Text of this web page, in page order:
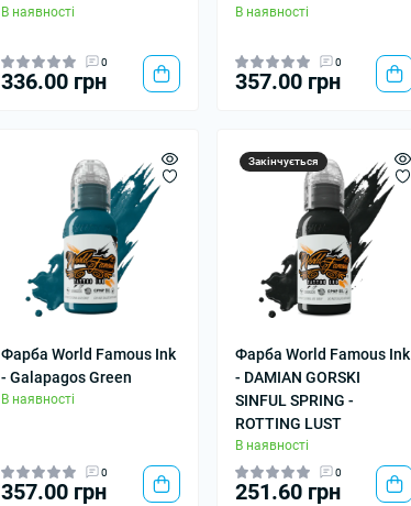
В наявності
0
336.00 грн
В наявності
0
357.00 грн
Фарба World Famous Ink
- Galapagos Green
В наявності
0
357.00 грн
Закінчується
Фарба World Famous Ink
- DAMIAN GORSKI
SINFUL SPRING -
ROTTING LUST
В наявності
0
251.60 грн